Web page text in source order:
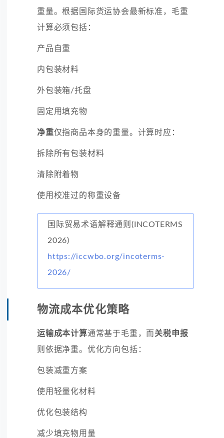
重量。根据国际货运协会最新标准，毛重
计算必须包括：
产品自重
内包装材料
外包装箱/托盘
固定用填充物
净重仅指商品本身的重量。计算时应：
拆除所有包装材料
清除附着物
使用校准过的称重设备
国际贸易术语解释通则(INCOTERMS
2026)
https://iccwbo.org/incoterms-
2026/
物流成本优化策略
运输成本计算通常基于毛重，而关税申报
则依据净重。优化方向包括：
包装减重方案
使用轻量化材料
优化包装结构
减少填充物用量